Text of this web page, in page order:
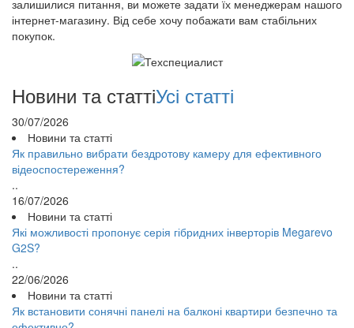
залишилися питання, ви можете задати їх менеджерам нашого
інтернет-магазину. Від себе хочу побажати вам стабільних
покупок.
Новини та статтіУсі статті
30/07/2026
Новини та статті
Як правильно вибрати бездротову камеру для ефективного
відеоспостереження?
..
16/07/2026
Новини та статті
Які можливості пропонує серія гібридних інверторів Megarevo
G2S?
..
22/06/2026
Новини та статті
Як встановити сонячні панелі на балконі квартири безпечно та